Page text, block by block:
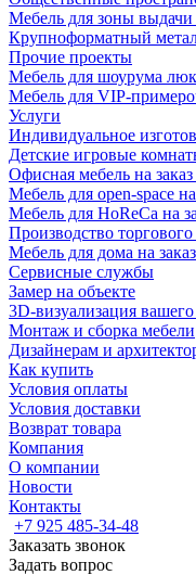
Мебель для зоны
Крупноформатный
Прочие проекты
Мебель для шоурума
Мебель для VIP-
Услуги
Индивидуальное
Детские игровые
Офисная мебель на
Мебель для open-space на
Мебель для HoReCa на
Производство
Мебель для дома на
Сервисные службы
Замер на объекте
3D-визуализация
Монтаж и сборка мебели
Дизайнерам и
Как купить
Условия оплаты
Условия доставки
Возврат товара
Компания
О компании
Новости
Контакты
+7 925 485-34-48
Заказать звонок
Задать вопрос